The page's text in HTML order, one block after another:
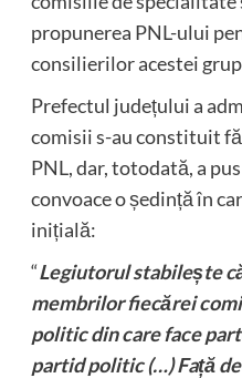
propunerea PNL-ului
consilierilor acestei
Prefectul județului a
comisii s-au constituit
PNL, dar, totodată, a
convoace o ședință în
inițială:
“Legiutorul stabilește
membrilor fiecărei
politic din care face
partid politic (…) Față